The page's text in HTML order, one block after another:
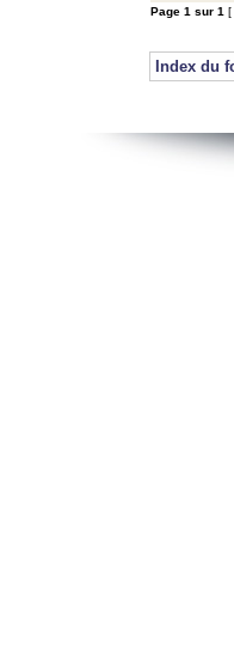
Page 1 sur 1 [
Index du